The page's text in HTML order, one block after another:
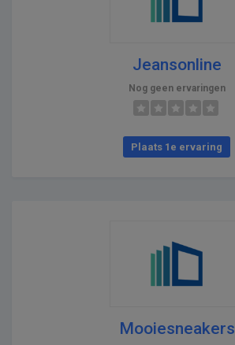
Jeansonline
Nog geen ervaringen
Plaats 1e ervaring
Mooiesneakers